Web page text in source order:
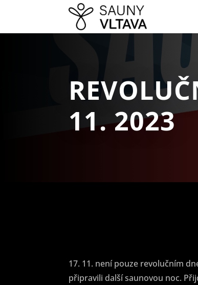
11. 2023
17. 11. není pouze revolučním
připravili další saunovou noc.